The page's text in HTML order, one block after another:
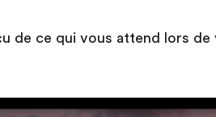
de ce qui vous attend lors